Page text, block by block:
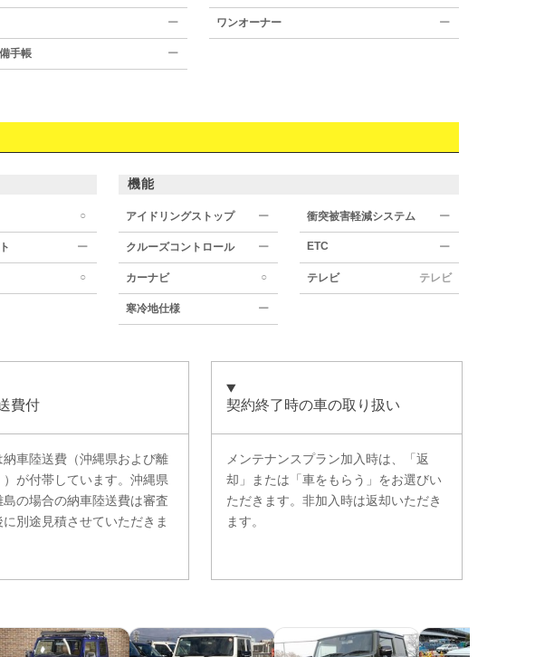
ー ワンオーナー ー
手帳 ー
○
ー
○
機能
アイドリングストップ ー 衝突被害軽減システム ー
クルーズコントロール ー ETC ー
カーナビ ○ テレビ テレビ
寒冷地仕様 ー
費付
納車陸送費（沖縄県および離
）が付帯しています。沖縄県
島の場合の納車陸送費は審査
に別途見積させていただきま
契約終了時の車の取り扱い
メンテナンスプラン加入時は、「返
却」または「車をもらう」をお選びい
ただきます。非加入時は返却いただき
ます。